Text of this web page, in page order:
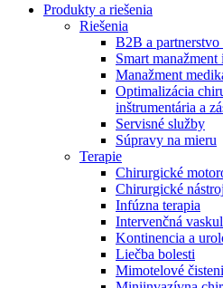
Produktový katalóg​
Objavte naše produkty.
Braun​ s našim kompletným
Nefrologické ambulancie
Zostaňte v dialógu s B. Braun.
Produkty a riešenia
Riešenia
B2B a
Smart
Manažment
Optimalizácia
inštrumentária a
Servisné služby
Súpravy na mieru
Terapie
Chirurgické
Chirurgické
Infúzna terapia
Intervenčná
Kontinencia a
Liečba bolesti
Mimotelové